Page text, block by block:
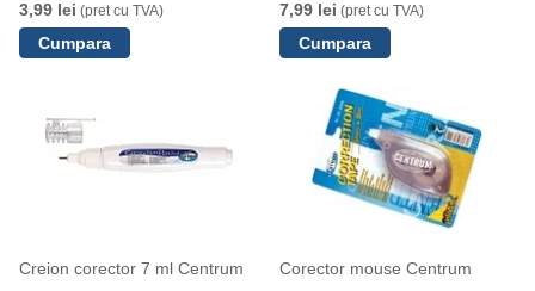
3,99 lei (pret cu TVA)
7,99 lei (pret cu TVA)
Creion corector 7 ml Centrum
Corector mouse Centrum